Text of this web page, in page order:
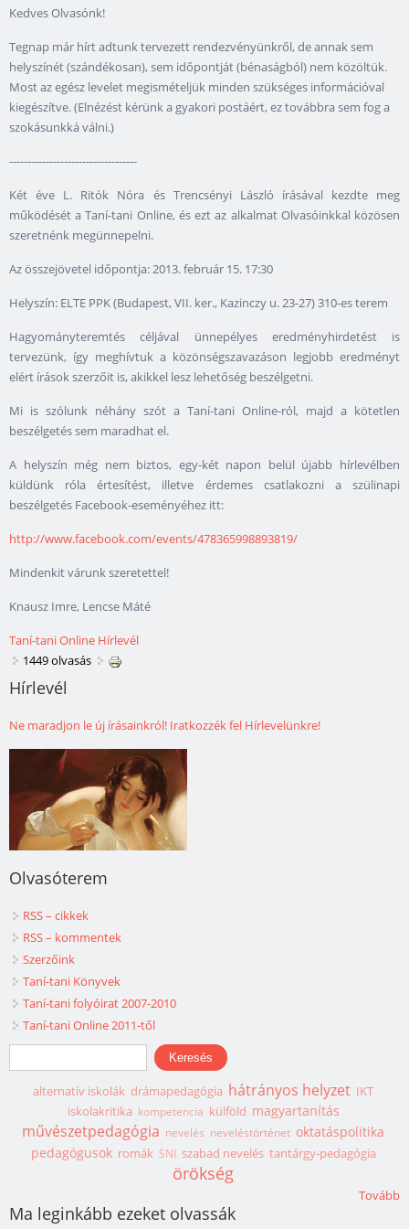
Kedves Olvasónk!
Tegnap már hírt adtunk tervezett rendezvényünkről, de annak sem
helyszínét (szándékosan), sem időpontját (bénaságból) nem közöltük.
Most az egész levelet megismételjük minden szükséges információval
kiegészítve. (Elnézést kérünk a gyakori postáért, ez továbbra sem fog a
szokásunkká válni.)
-----------------------------------
Két éve L. Ritók Nóra és Trencsényi László írásával kezdte meg
működését a Taní-tani Online, és ezt az alkalmat Olvasóinkkal közösen
szeretnénk megünnepelni.
Az összejövetel időpontja: 2013. február 15. 17:30
Helyszín: ELTE PPK (Budapest, VII. ker., Kazinczy u. 23-27) 310-es terem
Hagyományteremtés céljával ünnepélyes eredményhirdetést is
tervezünk, így meghívtuk a közönségszavazáson legjobb eredményt
elért írások szerzőit is, akikkel lesz lehetőség beszélgetni.
Mi is szólunk néhány szót a Taní-tani Online-ról, majd a kötetlen
beszélgetés sem maradhat el.
A helyszín még nem biztos, egy-két napon belül újabb hírlevélben
küldünk róla értesítést, illetve érdemes csatlakozni a szülinapi
beszélgetés Facebook-eseményéhez itt:
http://www.facebook.com/events/478365998893819/
Mindenkit várunk szeretettel!
Knausz Imre, Lencse Máté
Taní-tani Online Hírlevél
1449 olvasás
Hírlevél
Ne maradjon le új írásainkról! Iratkozzék fel Hírlevelünkre!
Olvasóterem
RSS – cikkek
RSS – kommentek
Szerzőink
Taní-tani Könyvek
Taní-tani folyóirat 2007-2010
Taní-tani Online 2011-től
Keresés űrlap
Keresés
alternatív iskolák drámapedagógia hátrányos helyzet IKT
iskolakritika kompetencia külföld magyartanítás
művészetpedagógia nevelés neveléstörténet oktatáspolitika
pedagógusok romák SNI szabad nevelés tantárgy-pedagógia
örökség
Tovább
Ma leginkább ezeket olvassák